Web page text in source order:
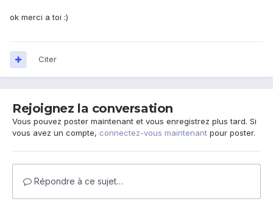
ok merci a toi :)
Citer
Rejoignez la conversation
Vous pouvez poster maintenant et vous enregistrez plus tard. Si
vous avez un compte, connectez-vous maintenant pour poster.
Répondre à ce sujet…